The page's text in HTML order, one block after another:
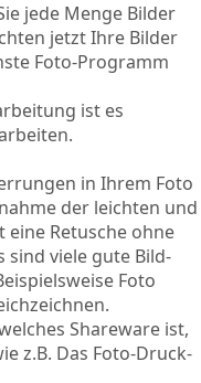
jede Menge Bilder
jetzt Ihre Bilder
Foto-Programm
ist es
in Ihrem Foto
der leichten und
Retusche ohne
sind viele gute Bild-
Foto
Shareware ist,
z.B. Das Foto-Druck-